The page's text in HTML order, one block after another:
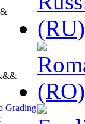
Grading